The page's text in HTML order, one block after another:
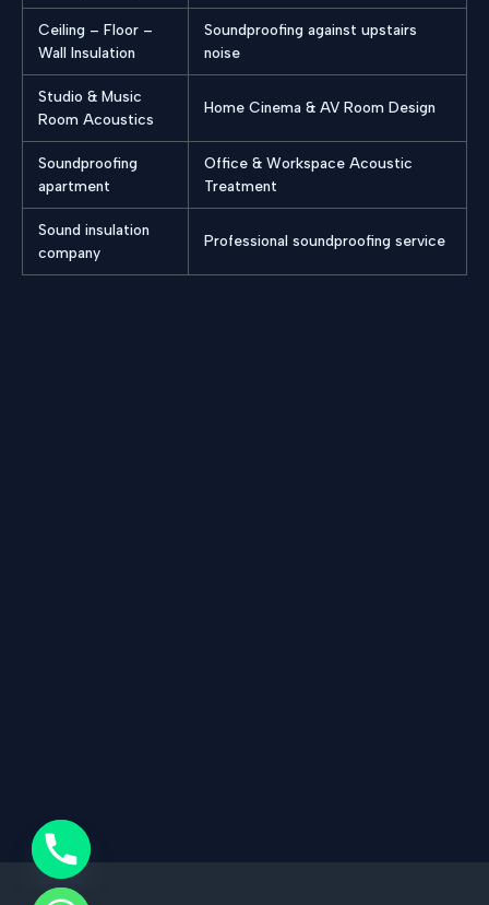
Ceiling – Floor –
Wall Insulation
Soundproofing against upstairs
noise
Studio & Music
Room Acoustics
Home Cinema & AV Room Design
Soundproofing
apartment
Office & Workspace Acoustic
Treatment
Sound insulation
company
Professional soundproofing service